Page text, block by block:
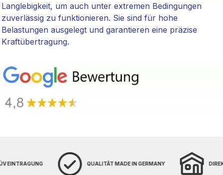
Langlebigkeit, um auch unter extremen Bedingungen
zuverlässig zu funktionieren. Sie sind für hohe
Belastungen ausgelegt und garantieren eine präzise
Kraftübertragung.
EINTRAGUNG QUALITÄT MADE IN GERMANY